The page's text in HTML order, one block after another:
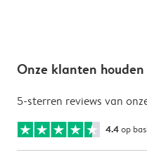
Onze klanten
5-sterren reviews van
4.4op